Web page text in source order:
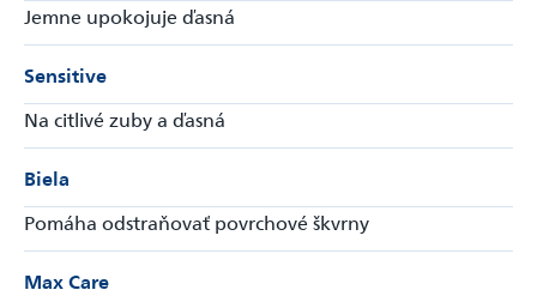
Jemne upokojuje ďasná
Sensitive
Na citlivé zuby a ďasná
Biela
Pomáha odstraňovať povrchové škvrny
Max Care